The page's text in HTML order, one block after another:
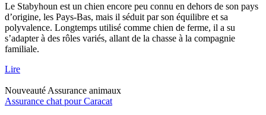
Le Stabyhoun est un chien encore peu connu en dehors de son pays
d’origine, les Pays-Bas, mais il séduit par son équilibre et sa
polyvalence. Longtemps utilisé comme chien de ferme, il a su
s’adapter à des rôles variés, allant de la chasse à la compagnie
familiale.
Lire
Nouveauté Assurance animaux
Assurance chat pour Caracat